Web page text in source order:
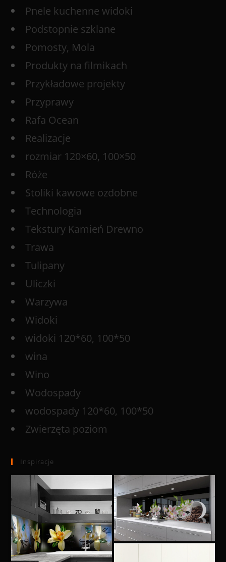
Pnele kuchenne widoki
Podstopnie szklane
Pomosty, Mola
Produkty na filmikach
Przykładowe projekty
Przyprawy
Rafa Ocean
Realizacje
rozmiar 120×60, 100×50
Róże
Stoliki kawowe ozdobne
Technologia
Tekstury Kamień Drewno
Trawa
Tulipany
Uliczki
Warzywa
Widoki
widoki 120*60, 100*50
wina
Wino
Wodospady
wodospady 120*60, 100*50
Zwierzęta poziom
Inspiracje